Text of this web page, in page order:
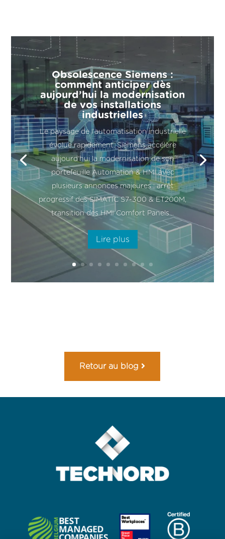
Obsolescence Siemens :
comment anticiper dès
aujourd’hui la modernisation
de vos installations
industrielles
Le paysage de l’automatisation industrielle
évolue rapidement. Siemens accélère
aujourd’hui la modernisation de son
portefeuille Automation & HMI avec
plusieurs annonces majeures : arrêt
progressif des SIMATIC S7-300 & ET200M,
transition des HMI Comfort Panels...
Lire plus
Retour au blog